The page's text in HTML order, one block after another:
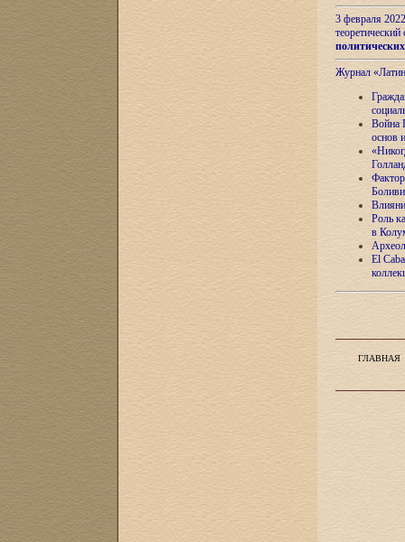
3 февраля
теоретический
Журнал
Война
основ
Роль
в
El
ГЛАВНАЯ